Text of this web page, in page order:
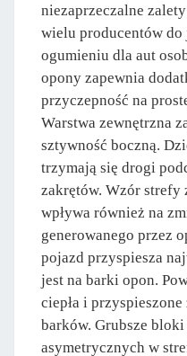
niezaprzeczalne
wielu producentów
ogumieniu dla aut
opony zapewnia
przyczepność na
Warstwa zewnętrzna
sztywność boczną.
trzymają się drogi
zakrętów. Wzór strefy
wpływa również na
generowanego przez
pojazd przyspiesza
jest na barki opon.
ciepła i
barków. Grubsze
asymetrycznych w